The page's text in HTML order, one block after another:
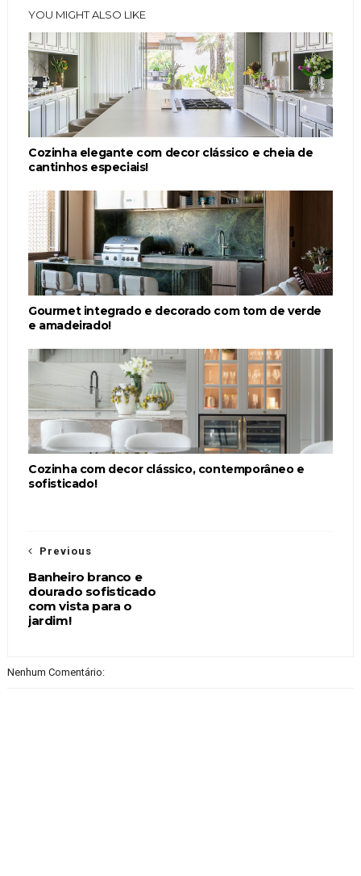
YOU MIGHT ALSO LIKE
Cozinha elegante com decor clássico e cheia de
cantinhos especiais!
Gourmet integrado e decorado com tom de verde
e amadeirado!
Cozinha com decor clássico, contemporâneo e
sofisticado!
Previous
Banheiro branco e
dourado sofisticado
com vista para o
jardim!
Nenhum Comentário: